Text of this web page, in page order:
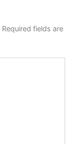
Required fields are